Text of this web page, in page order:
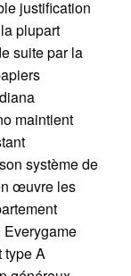
justification
plupart
suite par la
maintient
système de
œuvre les
Everygame
type A